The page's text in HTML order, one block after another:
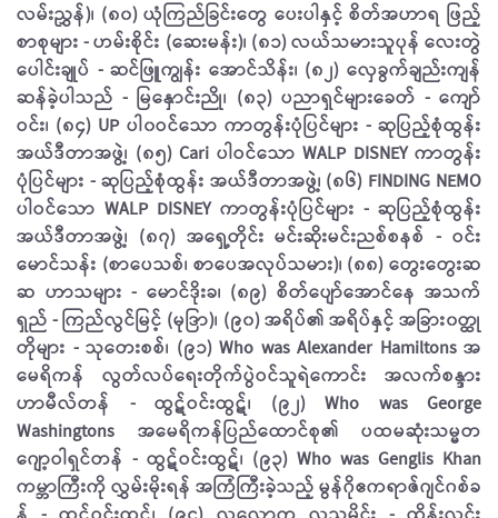
လမ်းညွှန်)၊ (၈၀) ယုံကြည်ခြင်းတွေ ပေးပါနှင့် စိတ်အဟာရ ဖြည့်
စာစုများ - ဟမ်းစိုင်း (ဆေးမန်း)၊ (၈၁) လယ်သမားသူပုန် လေးတွဲ​
ပေါင်းချုပ် - ဆင်ဖြူကျွန်း အောင်သိန်း၊ (၈၂) လှေခွက်ချည်းကျန်
ဆန်ခဲ့ပါသည် - မြနှောင်းညို၊ (၈၃) ပညာရှင်များခေတ် - ကျော်
ဝင်း၊ (၈၄) UP ပါ၀ဝင်သော ကာတွန်းပုံပြင်များ - ဆုပြည့်စုံထွန်း
အယ်ဒီတာအဖွဲ့၊ (၈၅) Cari ပါဝင်သော WALP DISNEY ကာတွန်း
ပုံပြင်များ - ဆုပြည့်စုံထွန်း အယ်ဒီတာအဖွဲ့၊ (၈၆) FINDING NEMO
ပါဝင်သော WALP DISNEY ကာတွန်းပုံ​ပြင်များ - ဆုပြည့်စုံထွန်း
အယ်ဒီတာအဖွဲ့၊ (၈၇) အ​ရှေ့တိုင်း မင်းဆိုးမင်းညစ်စနစ် - ဝင်း
မောင်သန်း (စာပေသစ်၊ စာပေအလုပ်သမား)၊ (၈၈) တွေးတွေးဆ
ဆ ဟာသများ - မောင်ဒိုးခ၊ (၈၉) စိတ်ပျော်အောင်နေ အသက်
ရှည် - ကြည်လွင်မြင့် (မုဒြာ)၊ (၉၀) အရိပ်၏ အရိပ်နှင့် အခြား၀တ္ထု
တိုများ - သု​တေးစစ်၊ (၉၁) Who was Alexander Hamiltons အ
မေရိကန် လွတ်လပ်ရေးတိုက်ပွဲဝင်သူရဲကောင်း အလက်စန္ဒား
ဟာမီလ်တန် - ထွဋ်ဝင်းထွဋ်၊ (၉၂) Who was George
Washingtons အ​မေရိကန်ပြည်ထောင်စု၏ ပထမဆုံးသမ္မတ
ဂျော့ဝါရှင်တန် - ထွဋ်ဝင်းထွဋ်၊ (၉၃) Who was Genglis Khan
ကမ္ဘာ​ကြီးကို လွှမ်းမိုးရန် အ​ကြံကြီးခဲ့သည့် မွန်ဂိုဧကရာဇ်ဂျင်ဂစ်ခ